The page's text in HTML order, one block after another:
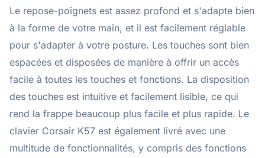
Le repose-poignets est assez profond et s'adapte bien
à la forme de votre main, et il est facilement réglable
pour s'adapter à votre posture. Les touches sont bien
espacées et disposées de manière à offrir un accès
facile à toutes les touches et fonctions. La disposition
des touches est intuitive et facilement lisible, ce qui
rend la frappe beaucoup plus facile et plus rapide. Le
clavier Corsair K57 est également livré avec une
multitude de fonctionnalités, y compris des fonctions